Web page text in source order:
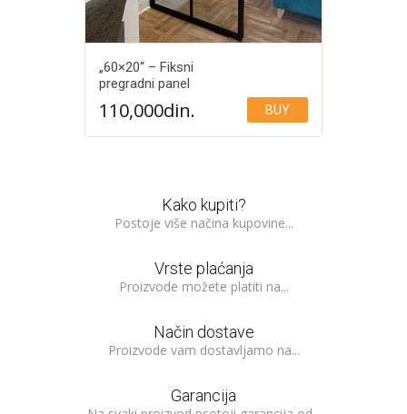
„60×20“ – Fiksni
pregradni panel
110,000din. BUY
Kako kupiti?
Postoje više načina kupovine...
Vrste plaćanja
Proizvode možete platiti na...
Način dostave
Proizvode vam dostavljamo na...
Garancija